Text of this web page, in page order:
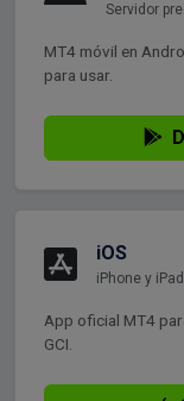
Servidor
MT4 móvil en
para usar.
iOS
iPhone y iPad
App oficial MT4
GCI.